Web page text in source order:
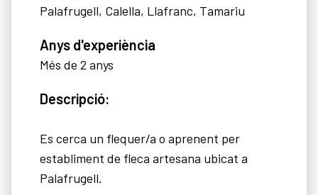
Palafrugell, Calella, Llafranc, Tamariu
Anys d'experiència
Més de 2 anys
Descripció:
Es cerca un flequer/a o aprenent per
establiment de fleca artesana ubicat a
Palafrugell.